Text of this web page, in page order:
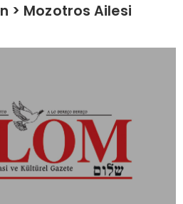
> Mozotros Ailesi